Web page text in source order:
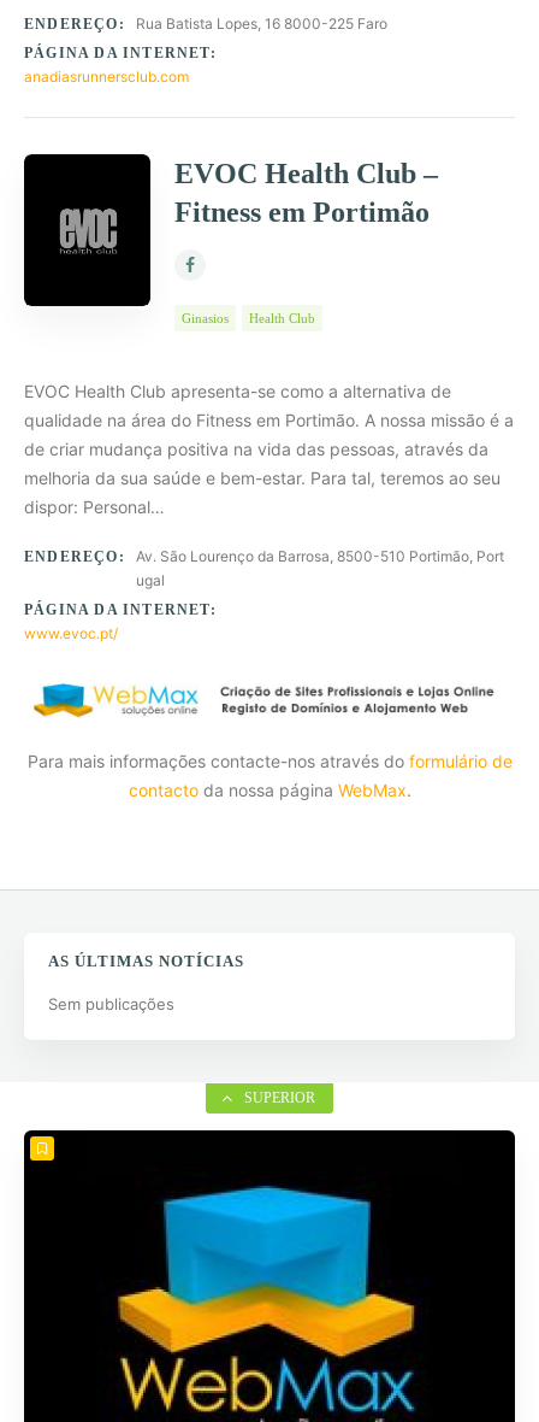
ENDEREÇO: Rua Batista Lopes, 16 8000-225 Faro
PÁGINA DA INTERNET:
anadiasrunnersclub.com
EVOC Health Club –
Fitness em Portimão
Ginasios Health Club
EVOC Health Club apresenta-se como a alternativa de
qualidade na área do Fitness em Portimão. A nossa missão é a
de criar mudança positiva na vida das pessoas, através da
melhoria da sua saúde e bem-estar. Para tal, teremos ao seu
dispor: Personal…
ENDEREÇO:
Av. São Lourenço da Barrosa, 8500-510 Portimão, Port
ugal
PÁGINA DA INTERNET:
www.evoc.pt/
Para mais informações contacte-nos através do formulário de
contactoda nossa página WebMax.
AS ÚLTIMAS NOTÍCIAS
Sem publicações
SUPERIOR